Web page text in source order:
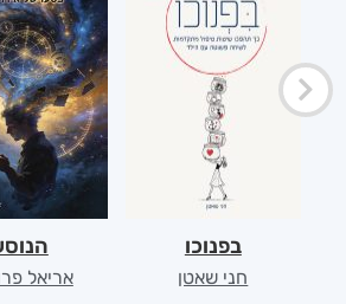
בפנוכו
חני שאטן אריאל